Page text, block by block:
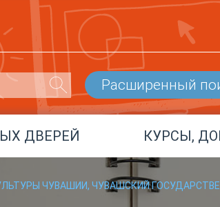
Расширенный
ДВЕРЕЙ КУРСЫ,
ЧУВАШИИ, ЧУВАШСКИЙ